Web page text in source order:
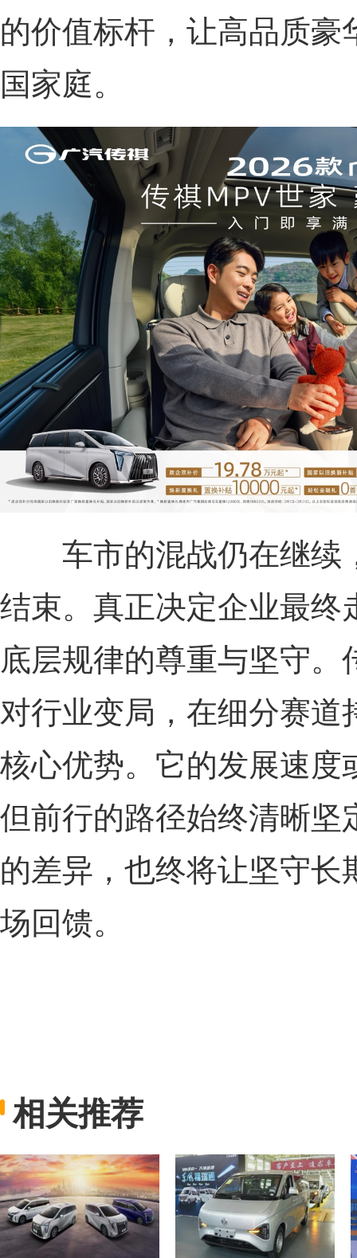
的价值标杆，让高品质豪
国家庭。
车市的混战仍在继续
结束。真正决定企业最终
底层规律的尊重与坚守
对行业变局，在细分赛
核心优势。它的发展速度
但前行的路径始终清晰坚
的差异，也终将让坚守
场回馈。
相关推荐